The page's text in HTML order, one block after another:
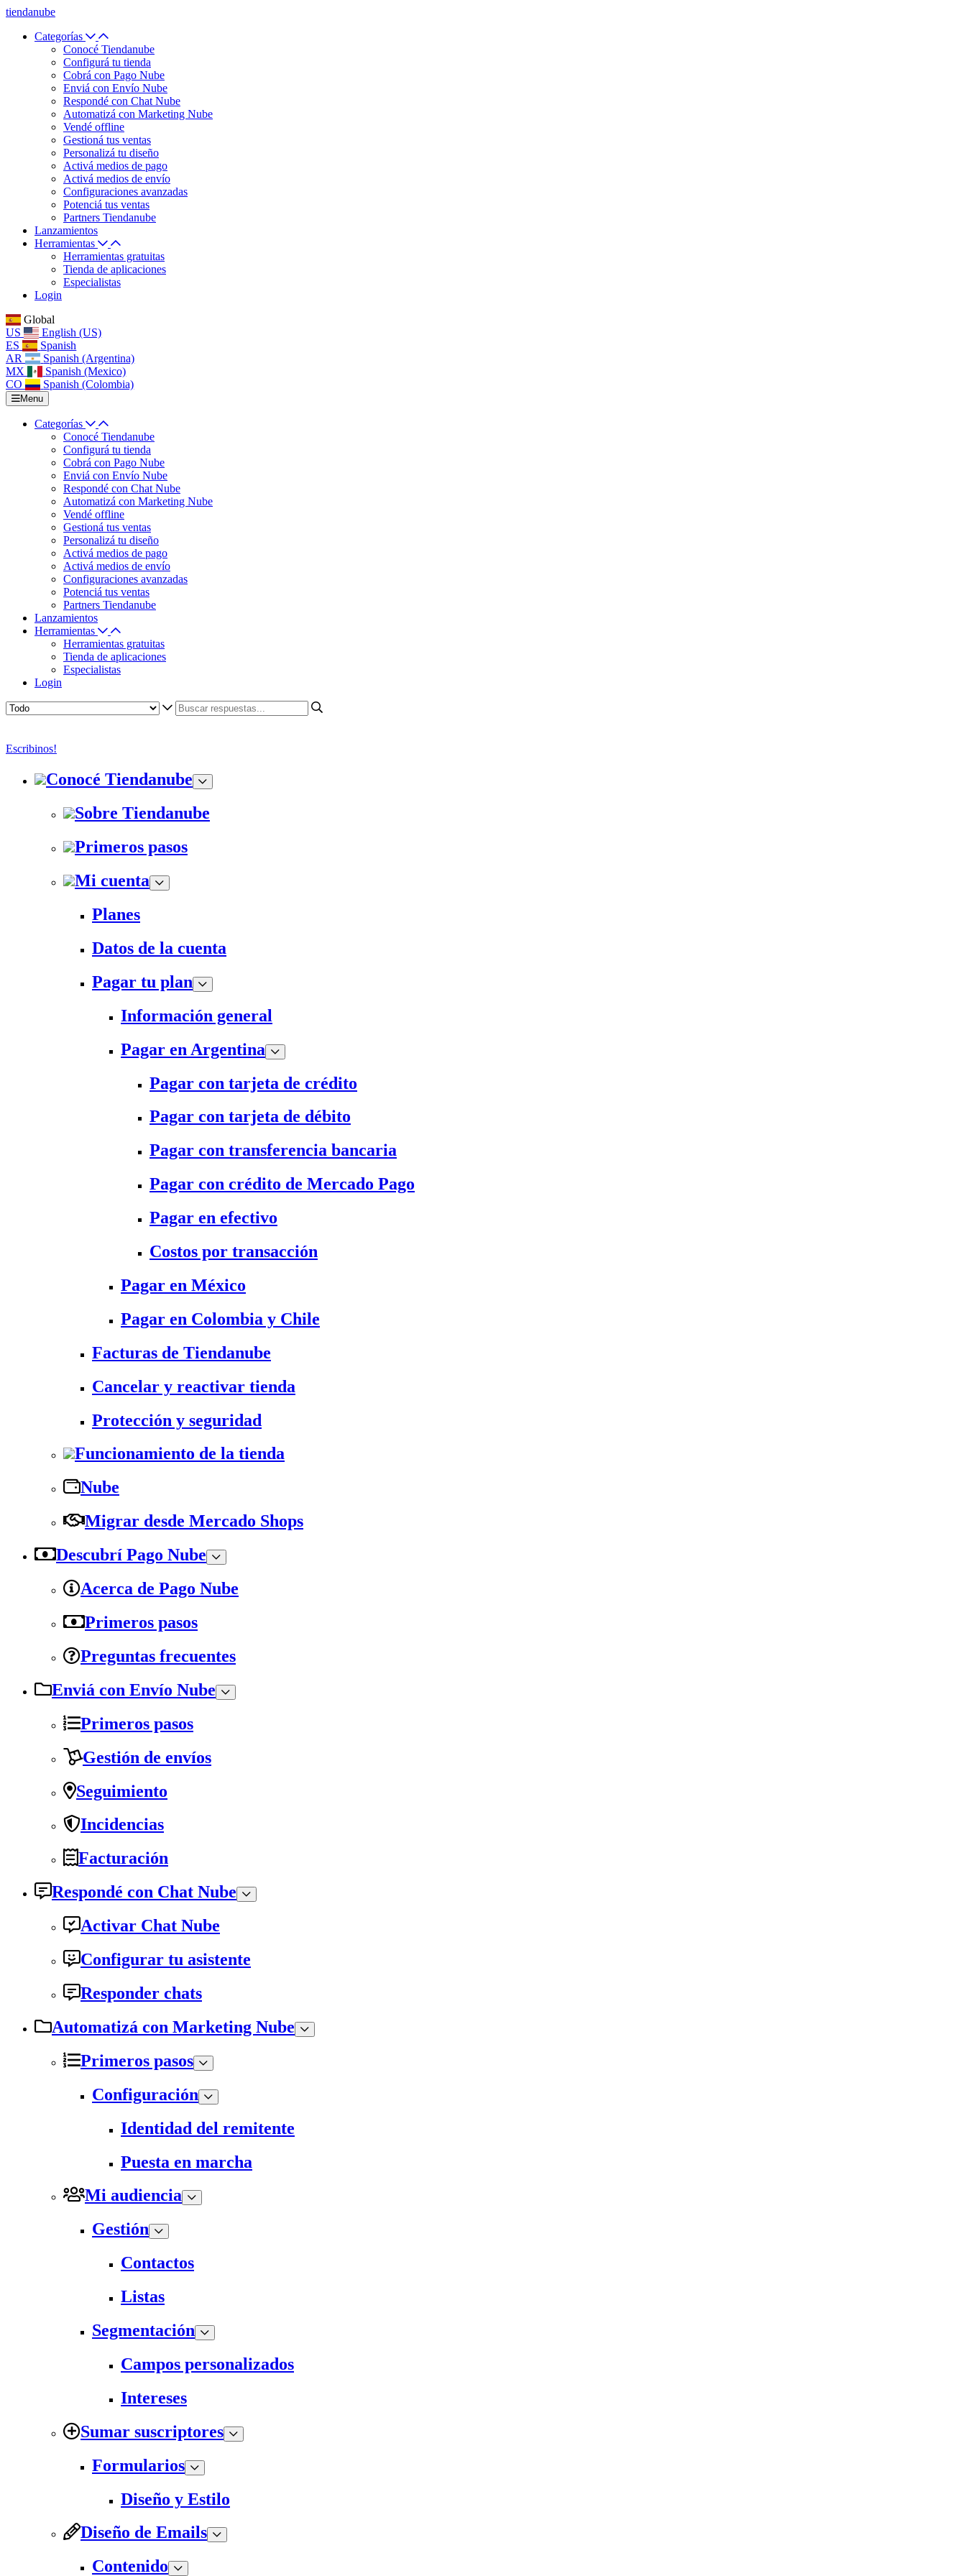
tiendanube
Categorías
Conocé Tiendanube
Configurá tu tienda
Cobrá con Pago Nube
Enviá con Envío Nube
Respondé con Chat Nube
Automatizá con Marketing Nube
Vendé offline
Gestioná tus ventas
Personalizá tu diseño
Activá medios de pago
Activá medios de envío
Configuraciones avanzadas
Potenciá tus ventas
Partners Tiendanube
Lanzamientos
Herramientas
Herramientas gratuitas
Tienda de aplicaciones
Especialistas
Login
Global
US
English (US)
ES
Spanish
AR
Spanish (Argentina)
MX
Spanish (Mexico)
CO
Spanish (Colombia)
Menu
Categorías
Conocé Tiendanube
Configurá tu tienda
Cobrá con Pago Nube
Enviá con Envío Nube
Respondé con Chat Nube
Automatizá con Marketing Nube
Vendé offline
Gestioná tus ventas
Personalizá tu diseño
Activá medios de pago
Activá medios de envío
Configuraciones avanzadas
Potenciá tus ventas
Partners Tiendanube
Lanzamientos
Herramientas
Herramientas gratuitas
Tienda de aplicaciones
Especialistas
Login
Escribinos!
Conocé Tiendanube
Sobre Tiendanube
Primeros pasos
Mi cuenta
Planes
Datos de la cuenta
Pagar tu plan
Información general
Pagar en Argentina
Pagar con tarjeta de crédito
Pagar con tarjeta de débito
Pagar con transferencia bancaria
Pagar con crédito de Mercado Pago
Pagar en efectivo
Costos por transacción
Pagar en México
Pagar en Colombia y Chile
Facturas de Tiendanube
Cancelar y reactivar tienda
Protección y seguridad
Funcionamiento de la tienda
Nube
Migrar desde Mercado Shops
Descubrí Pago Nube
Acerca de Pago Nube
Primeros pasos
Preguntas frecuentes
Enviá con Envío Nube
Primeros pasos
Gestión de envíos
Seguimiento
Incidencias
Facturación
Respondé con Chat Nube
Activar Chat Nube
Configurar tu asistente
Responder chats
Automatizá con Marketing Nube
Primeros pasos
Configuración
Identidad del remitente
Puesta en marcha
Mi audiencia
Gestión
Contactos
Listas
Segmentación
Campos personalizados
Intereses
Sumar suscriptores
Formularios
Diseño y Estilo
Diseño de Emails
Contenido